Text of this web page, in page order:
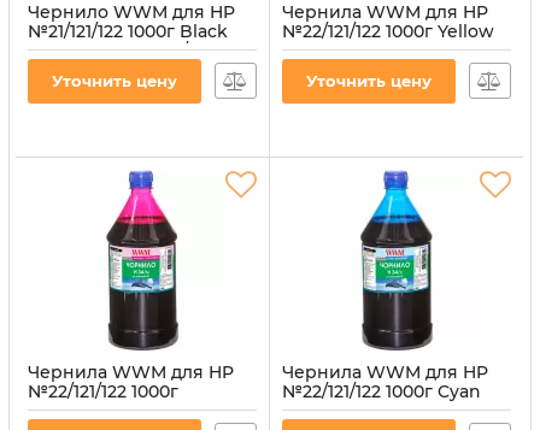
Чернило WWM для HP
№21/121/122 1000г Black
пигментное (H30/BP-4)
Артикул:
Уточнить цену
Чернила WWM для HP
№22/121/122 1000г Yellow
водорастворимые
H34/Y-4
Уточнить цену
Чернила WWM для HP
№22/121/122 1000г
Magenta
Чернила WWM для HP
№22/121/122 1000г Cyan
водорастворимые